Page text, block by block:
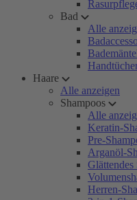
Bad
Alle
Haare
Alle anzeigen
Shampoos
Alle
Keratin-
Pre-
Arganöl-
Glättendes
Herren-